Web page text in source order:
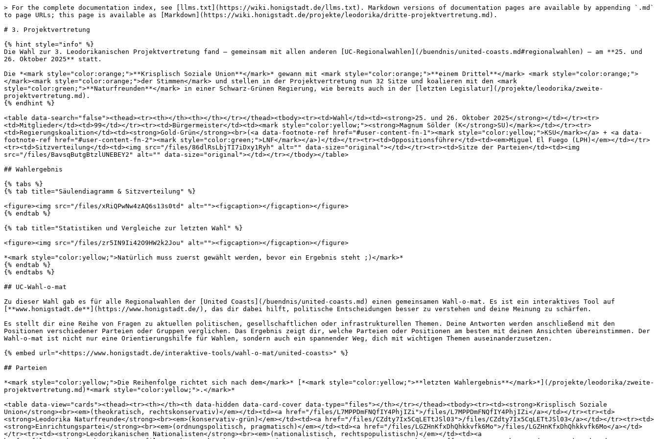
> For the complete documentation index, see [llms.txt](https://wiki.honigstadt.de/llms.txt). Markdown versions of documentation pages are available by appending `.md`
to page URLs; this page is available as [Markdown](https://wiki.honigstadt.de/projekte/leodorika/dritte-projektvertretung.md).
# 3. Projektvertretung
{% hint style="info" %}
Die Wahl zur 3. Leodorikanischen Projektvertretung fand – gemeinsam mit allen anderen [UC-Regionalwahlen](/buendnis/united-coasts.md#regionalwahlen) – am **25. und
26. Oktober 2025** statt.
Die *<mark style="color:orange;">**Krisplisch Soziale Union**</mark>* gewann mit <mark style="color:orange;">**einem Drittel**</mark> <mark style="color:orange;">
</mark><mark style="color:orange;">der Stimmen</mark> und stellen in der Projektvertretung nun 32 Sitze und koalieren mit den <mark
style="color:green;">**Naturfreunden**</mark> in einer Schwarz-Grünen Regierung, wie bereits auch in der [letzten Legislatur](/projekte/leodorika/zweite-
projektvertretung.md).
{% endhint %}
<table data-search="false"><thead><tr><th></th><th></th></tr></thead><tbody><tr><td>Wahl</td><td><strong>25. und 26. Oktober 2025</strong></td></tr><tr>
<td>Mitglieder</td><td>99</td></tr><tr><td>Bürgermeister</td><td><mark style="color:yellow;"><strong>Magnum Sölder (K</strong>SU)</mark></td></tr><tr>
<td>Regierungskoalition</td><td><strong>Gold-Grün</strong><br>(<a data-footnote-ref href="#user-content-fn-1"><mark style="color:yellow;">KSU</mark></a> + <a data-
footnote-ref href="#user-content-fn-2"><mark style="color:green;">LNF</mark></a>)</td></tr><tr><td>Oppositionsführer</td><td><em>Miguel El Fuego (LPH)</em></td></tr>
<tr><td>Sitzverteilung</td><td><img src="/files/86dlRsLbjTI7iDxy1Ryh" alt="" data-size="original"></td></tr><tr><td>Sitze der Parteien</td><td><img
src="/files/BavsqButgBtzlUNEBEY2" alt="" data-size="original"></td></tr></tbody></table>
## Wahlergebnis
{% tabs %}
{% tab title="Säulendiagramm & Sitzverteilung" %}
<figure><img src="/files/xRiQPwNw4zAQ6s13s0td" alt=""><figcaption></figcaption></figure>
{% endtab %}
{% tab title="Statistiken und Vergleiche zur letzten Wahl" %}
<figure><img src="/files/zr5IN9Ii42O9HW2k2Jou" alt=""><figcaption></figcaption></figure>
*<mark style="color:yellow;">Natürlich muss zuerst gewählt werden, bevor ein Ergebnis steht ;)</mark>*
{% endtab %}
{% endtabs %}
## UC-Wahl-o-mat
Zu dieser Wahl gab es für alle Regionalwahlen der [United Coasts](/buendnis/united-coasts.md) einen gemeinsamen Wahl-o-mat. Es ist ein interaktives Tool auf
[**www.honigstadt.de**](https://www.honigstadt.de/), das dir dabei hilft, politische Entscheidungen besser zu verstehen und deine Meinung zu schärfen.
Es stellt dir eine Reihe von Fragen zu aktuellen politischen, gesellschaftlichen oder infrastrukturellen Themen. Deine Antworten werden anschließend mit den
Positionen verschiedener Parteien oder Gruppen verglichen. Das Ergebnis zeigt dir, welche Parteien oder Positionen am besten mit deinen Ansichten übereinstimmen. Der
Wahl-o-mat ist nicht nur eine Orientierungshilfe für Wahlen, sondern auch ein spannender Weg, dich mit wichtigen Themen auseinanderzusetzen.
{% embed url="<https://www.honigstadt.de/interaktive-tools/wahl-o-mat/united-coasts>" %}
## Parteien
*<mark style="color:yellow;">Die Reihenfolge richtet sich nach dem</mark>* [*<mark style="color:yellow;">**letzten Wahlergebnis**</mark>*](/projekte/leodorika/zweite-
projektvertretung.md)*<mark style="color:yellow;">.</mark>*
<table data-view="cards"><thead><tr><th></th><th data-hidden data-card-cover data-type="files"></th></tr></thead><tbody><tr><td><strong>Krisplisch Soziale
Union</strong><br><em>(theokratisch, rechtskonservativ)</em></td><td><a href="/files/L7MPPDmFNQfIY4PhjIZi">/files/L7MPPDmFNQfIY4PhjIZi</a></td></tr><tr><td>
<strong>Leodorika Naturfreunde</strong><br><em>(konservativ-grün)</em></td><td><a href="/files/CZdty7Ix5CqLETtJSl03">/files/CZdty7Ix5CqLETtJSl03</a></td></tr><tr><td>
<strong>Einrichtungspartei</strong><br><em>(ordnungspolitisch, pragmatisch)</em></td><td><a href="/files/LGZHnKfxDhQhkkvfk6Mo">/files/LGZHnKfxDhQhkkvfk6Mo</a></td>
</tr><tr><td><strong>Leodorikanischen Nationalisten</strong><br><em>(nationalistisch, rechtspopulistischn)</em></td><td><a